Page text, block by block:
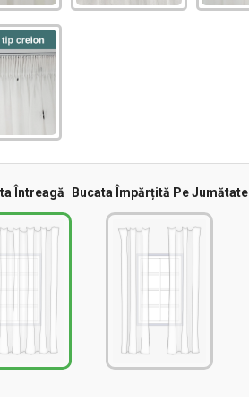
Întreagă Bucata Împărțită Pe Jumătate